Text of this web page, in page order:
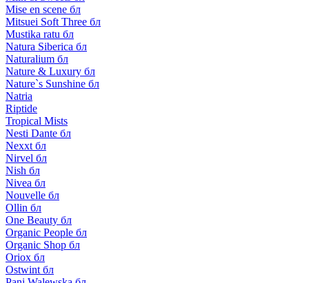
Mise en scene бл
Mitsuei Soft Three бл
Mustika ratu бл
Natura Siberica бл
Naturalium бл
Nature & Luxury бл
Nature`s Sunshine бл
Natria
Riptide
Tropical Mists
Nesti Dante бл
Nexxt бл
Nirvel бл
Nish бл
Nivea бл
Nouvelle бл
Ollin бл
One Beauty бл
Organic People бл
Organic Shop бл
Oriox бл
Ostwint бл